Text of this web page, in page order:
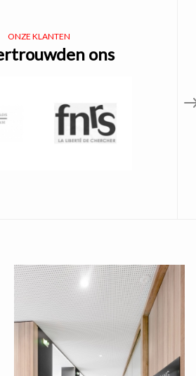
ONZE KLANTEN
ons